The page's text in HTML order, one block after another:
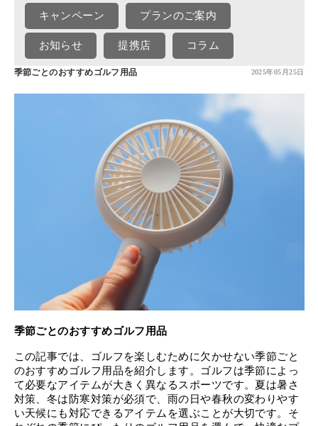
キャンペーン プランのご案内
お知らせ 提携店 コラム
季節ごとのおすすめゴルフ用品 2025年05月25日
季節ごとのおすすめゴルフ用品
この記事では、ゴルフを楽しむために欠かせない季節ごと
のおすすめゴルフ用品を紹介します。ゴルフは季節によっ
て必要なアイテムが大きく異なるスポーツです。夏は暑さ
対策、冬は防寒対策が必須で、雨の日や春秋の変わりやす
い天候にも対応できるアイテムを選ぶことが大切です。そ